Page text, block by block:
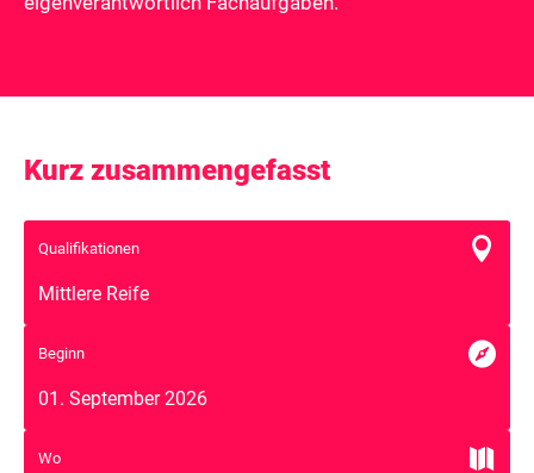
Kurz zusammengefasst
Qualifikationen 
Mittlere Reife
Beginn 
01. September 2026
Wo 